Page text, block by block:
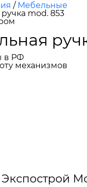
/ Мебельные
mod. 853
в РФ
механизмов